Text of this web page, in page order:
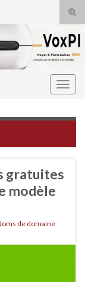
gratuites
modèle
de domaine